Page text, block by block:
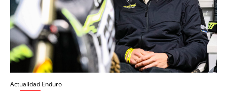
Actualidad Enduro